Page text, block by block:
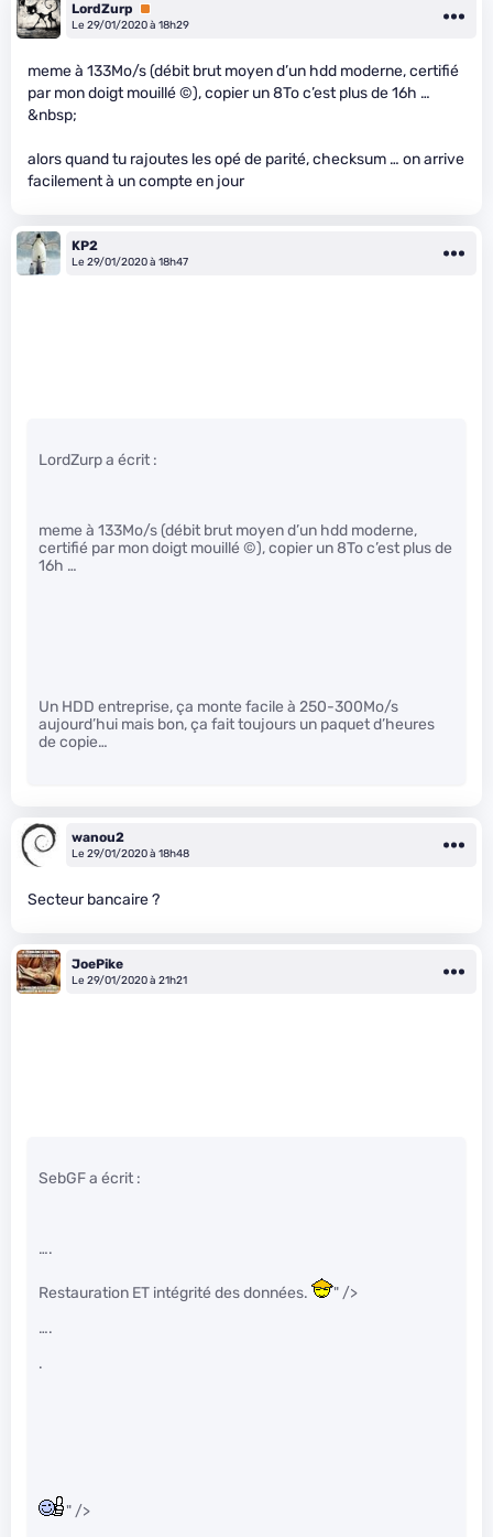
LordZurp
Premium
Le 29/01/2020 à 18h29
meme à 133Mo/s (débit brut moyen d’un hdd moderne, certifié
par mon doigt mouillé ©), copier un 8To c’est plus de 16h …
&nbsp;
alors quand tu rajoutes les opé de parité, checksum … on arrive
facilement à un compte en jour
KP2
Le 29/01/2020 à 18h47
LordZurp a écrit :
meme à 133Mo/s (débit brut moyen d’un hdd moderne,
certifié par mon doigt mouillé ©), copier un 8To c’est plus de
16h …
Un HDD entreprise, ça monte facile à 250-300Mo/s
aujourd’hui mais bon, ça fait toujours un paquet d’heures
de copie…
wanou2
Le 29/01/2020 à 18h48
Secteur bancaire ?
JoePike
Le 29/01/2020 à 21h21
SebGF a écrit :
….
Restauration ET intégrité des données.
" />
….
.
" />